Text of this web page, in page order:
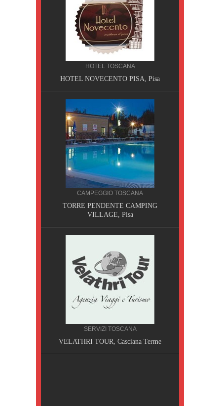
HOTEL TOSCANA
HOTEL NOVECENTO PISA, Pisa
CAMPEGGIO TOSCANA
TORRE PENDENTE CAMPING
VILLAGE, Pisa
SERVIZI TOSCANA
VELATHRI TOUR, Casciana Terme